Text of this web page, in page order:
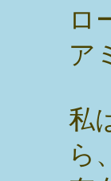
ロ
ア
私
ら